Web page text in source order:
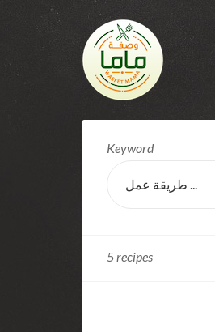
level:
Hard
Keyword
5 recipes